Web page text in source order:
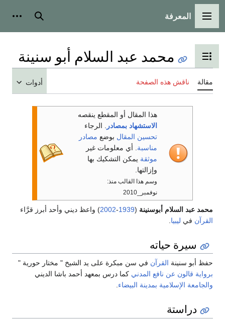
القائمة الرئيسية
المعرفة بحث
تبديل عرض جدول المحتويات
محمد عبد السلام أبو سنينة
مقالة ناقش هذه الصفحة أدوات
هذا المقال أو المقطع ينقصه
الاستشهاد بمصادر
. الرجاء
تحسين المقال بوضع مصادر
مناسبة . أي معلومات غير
موثقة يمكن التشكيك بها
وإزالتها.
وسم هذا القالب منذ:
نوفمبر_2010
محمد عبد السلام أبوسنينة (
1939
-
2002) واعظ ديني وأحد أبرز قرَّاء
القرآن في ليبيا
سيرة حياته
حفظ أبو سنينة القرآن في سن مبكرة على يد الشيخ " مختار حورية "
برواية قالون عن نافع المدني كما درس بمعهد أحمد باشا الديني
والجامعة الإسلامية بمدينة البيضاء.
دراستة